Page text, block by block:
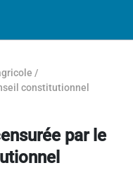
/
constitutionnel
par le